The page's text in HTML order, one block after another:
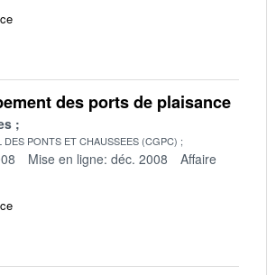
des ports de plaisance
PONTS ET CHAUSSEES (CGPC)
Mise en ligne: déc. 2008
Affaire